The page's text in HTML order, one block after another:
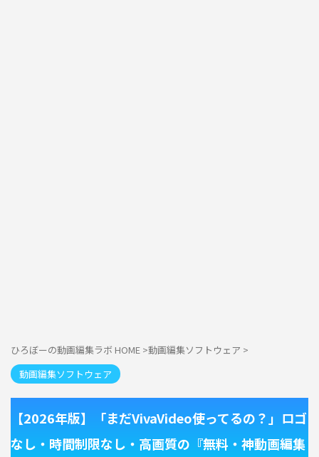
ひろぼーの動画編集ラボ HOME >動画編集ソフトウェア >
動画編集ソフトウェア
【2026年版】「まだVivaVideo使ってるの？」ロゴ
なし・時間制限なし・高画質の『無料・神動画編集